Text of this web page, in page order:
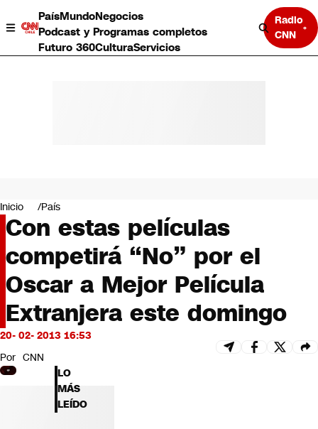
PaísMundoNegocios
Podcast y Programas completos
Futuro 360CulturaServicios
Radio
CNN
Negocios
Deportes
Programas completos
Cultura
Servicios
Bits
CNN tiempo
Futuro 360
Inicio País
Con estas películas
competirá “No” por el
Oscar a Mejor Película
Extranjera este domingo
20- 02- 2013 16:53
Por CNN
LO
MÁS
LEÍDO